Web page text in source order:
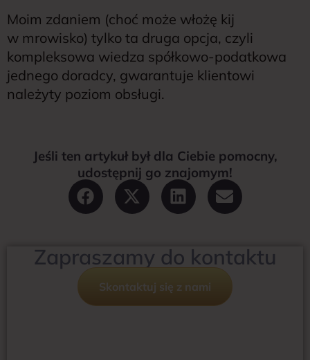
Moim zdaniem (choć może włożę kij
w mrowisko) tylko ta druga opcja, czyli
kompleksowa wiedza spółkowo-podatkowa
jednego doradcy, gwarantuje klientowi
należyty poziom obsługi.
Jeśli ten artykuł był dla Ciebie pomocny,
udostępnij go znajomym!
Zapraszamy do kontaktu
Skontaktuj się z nami